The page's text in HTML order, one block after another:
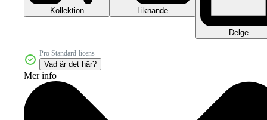
Kollektion Liknande
Delge
Pro Standard-licens
Vad är det här?
Mer info